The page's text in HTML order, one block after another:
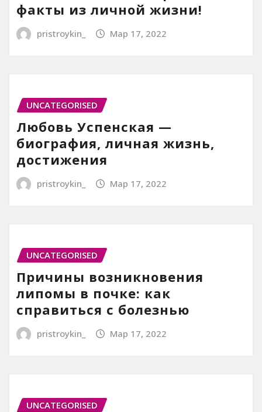
факты из личной жизни!
pristroykin_ Мар 17, 2022
UNCATEGORISED
Любовь Успенская —
биография, личная жизнь,
достижения
pristroykin_ Мар 17, 2022
UNCATEGORISED
Причины возникновения
липомы в почке: как
справиться с болезнью
pristroykin_ Мар 17, 2022
UNCATEGORISED